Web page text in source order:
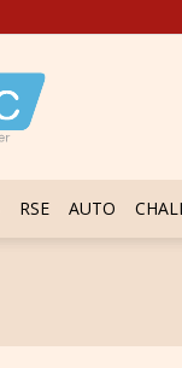
RSE AUTO